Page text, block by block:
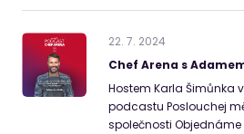
22. 7. 2024
Chef Arena s
Hostem Karla Šimůnka
podcastu Poslouchej
společnosti Objednáme